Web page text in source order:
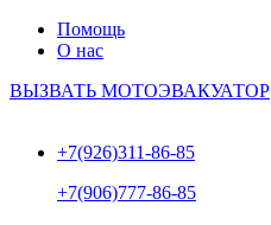
Помощь
О нас
ВЫЗВАТЬ МОТОЭВАКУАТОР
+7(926)311-86-85
+7(906)777-86-85